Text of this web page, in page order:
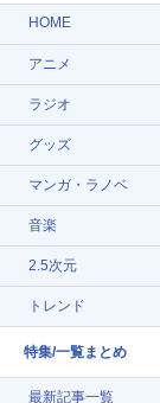
HOME
アニメ
ラジオ
グッズ
マンガ・ラノベ
音楽
2.5次元
トレンド
特集/一覧まとめ
最新記事一覧